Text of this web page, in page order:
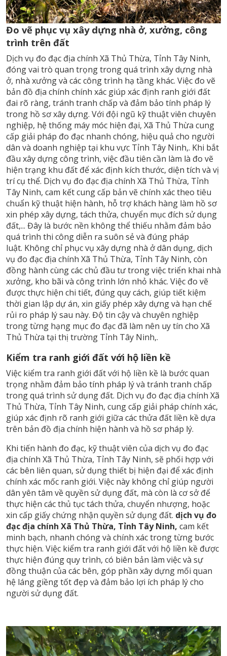
Đo vẽ phục vụ xây dựng nhà ở, xưởng, công
trình trên đất
Dịch vụ đo đạc địa chính Xã Thủ Thừa, Tỉnh Tây Ninh,
đóng vai trò quan trọng trong quá trình xây dựng nhà
ở, nhà xưởng và các công trình hạ tầng khác. Việc đo vẽ
bản đồ địa chính chính xác giúp xác định ranh giới đất
đai rõ ràng, tránh tranh chấp và đảm bảo tính pháp lý
trong hồ sơ xây dựng. Với đội ngũ kỹ thuật viên chuyên
nghiệp, hệ thống máy móc hiện đại, Xã Thủ Thừa cung
cấp giải pháp đo đạc nhanh chóng, hiệu quả cho người
dân và doanh nghiệp tại khu vực Tỉnh Tây Ninh,. Khi bắt
đầu xây dựng công trình, việc đầu tiên cần làm là đo vẽ
hiện trạng khu đất để xác định kích thước, diện tích và vị
trí cụ thể. Dịch vụ đo đạc địa chính Xã Thủ Thừa, Tỉnh
Tây Ninh, cam kết cung cấp bản vẽ chính xác theo tiêu
chuẩn kỹ thuật hiện hành, hỗ trợ khách hàng làm hồ sơ
xin phép xây dựng, tách thửa, chuyển mục đích sử dụng
đất,... Đây là bước nền không thể thiếu nhằm đảm bảo
quá trình thi công diễn ra suôn sẻ và đúng pháp
luật. Không chỉ phục vụ xây dựng nhà ở dân dụng, dịch
vụ đo đạc địa chính Xã Thủ Thừa, Tỉnh Tây Ninh, còn
đồng hành cùng các chủ đầu tư trong việc triển khai nhà
xưởng, kho bãi và công trình lớn nhỏ khác. Việc đo vẽ
được thực hiện chi tiết, đúng quy cách, giúp tiết kiệm
thời gian lập dự án, xin giấy phép xây dựng và hạn chế
rủi ro pháp lý sau này. Độ tin cậy và chuyên nghiệp
trong từng hạng mục đo đạc đã làm nên uy tín cho Xã
Thủ Thừa tại thị trường Tỉnh Tây Ninh,.
Kiểm tra ranh giới đất với hộ liền kề
Việc kiểm tra ranh giới đất với hộ liền kề là bước quan
trọng nhằm đảm bảo tính pháp lý và tránh tranh chấp
trong quá trình sử dụng đất. Dịch vụ đo đạc địa chính Xã
Thủ Thừa, Tỉnh Tây Ninh, cung cấp giải pháp chính xác,
giúp xác định rõ ranh giới giữa các thửa đất liền kề dựa
trên bản đồ địa chính hiện hành và hồ sơ pháp lý.
Khi tiến hành đo đạc, kỹ thuật viên của dịch vụ đo đạc
địa chính Xã Thủ Thừa, Tỉnh Tây Ninh, sẽ phối hợp với
các bên liên quan, sử dụng thiết bị hiện đại để xác định
chính xác mốc ranh giới. Việc này không chỉ giúp người
dân yên tâm về quyền sử dụng đất, mà còn là cơ sở để
thực hiện các thủ tục tách thửa, chuyển nhượng, hoặc
xin cấp giấy chứng nhận quyền sử dụng đất. dịch vụ đo
đạc địa chính Xã Thủ Thừa, Tỉnh Tây Ninh, cam kết
minh bạch, nhanh chóng và chính xác trong từng bước
thực hiện. Việc kiểm tra ranh giới đất với hộ liền kề được
thực hiện đúng quy trình, có biên bản làm việc và sự
đồng thuận của các bên, góp phần xây dựng mối quan
hệ láng giềng tốt đẹp và đảm bảo lợi ích pháp lý cho
người sử dụng đất.